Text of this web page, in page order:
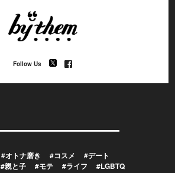
Follow Us
#オトナ磨き #コスメ
#デート
#親と子 #モテ #ライフ
#LGBTQ